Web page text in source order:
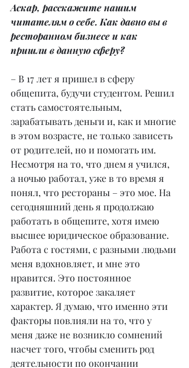
Аскар, расскажите нашим
читателям о себе. Как давно вы в
ресторанном бизнесе и как
пришли в данную сферу?
– В 17 лет я пришел в сферу
общепита, будучи студентом. Решил
стать самостоятельным,
зарабатывать деньги и, как и многие
в этом возрасте, не только зависеть
от родителей, но и помогать им.
Несмотря на то, что днем я учился,
а ночью работал, уже в то время я
понял, что рестораны – это мое. На
сегодняшний день я продолжаю
работать в общепите, хотя имею
высшее юридическое образование.
Работа с гостями, с разными людьми
меня вдохновляет, и мне это
нравится. Это постоянное
развитие, которое закаляет
характер. Я думаю, что именно эти
факторы повлияли на то, что у
меня даже не возникло сомнений
насчет того, чтобы сменить род
деятельности по окончании